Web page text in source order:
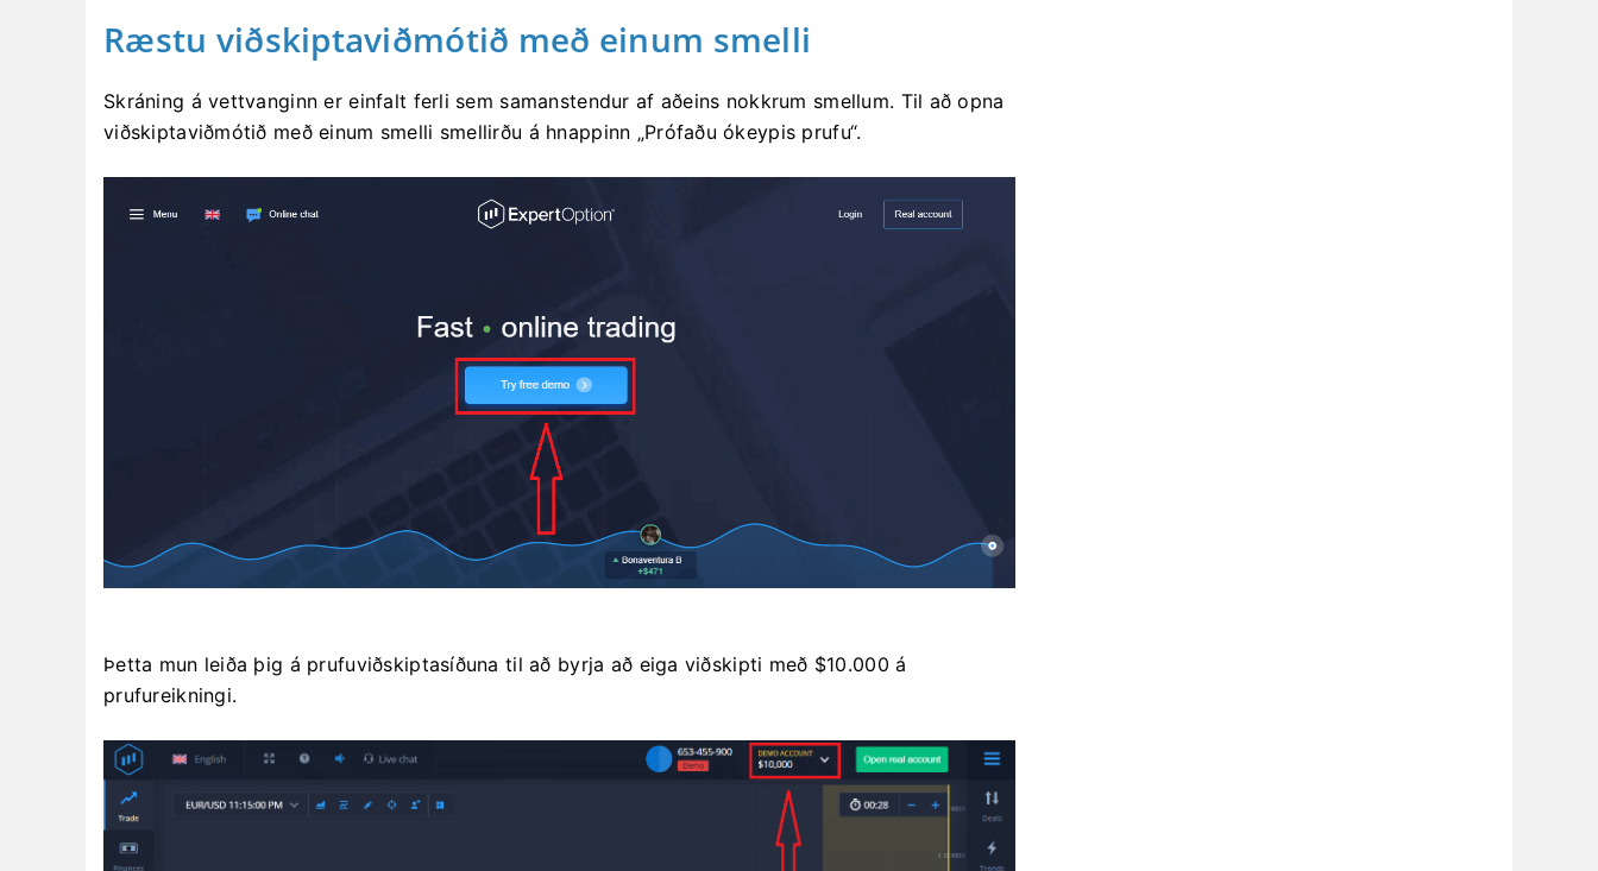
Ræstu viðskiptaviðmótið með einum smelli
Skráning á vettvanginn er einfalt ferli sem samanstendur af aðeins nokkrum smellum. Til að opna
viðskiptaviðmótið með einum smelli smellirðu á hnappinn „Prófaðu ókeypis prufu“.
Þetta mun leiða þig á prufuviðskiptasíðuna til að byrja að eiga viðskipti með $10.000 á
prufureikningi.